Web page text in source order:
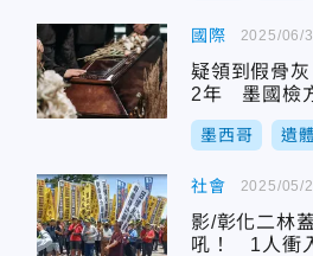
國際
疑領到假骨
2年 墨國檢
墨西哥 遺
2025/06/
社會
影/彰化二林
吼！ 1人衝
2025/05/